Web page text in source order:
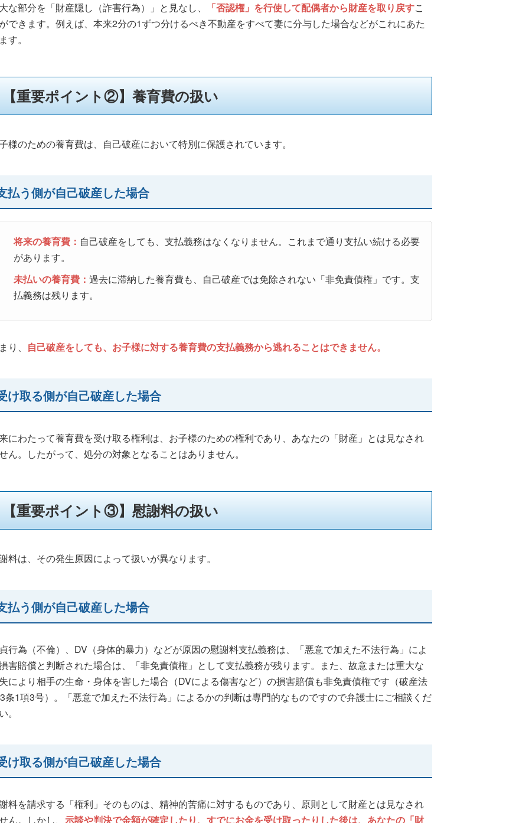
な部分を「財産隠し（詐害行為）」と見なし、
「否認権」を行使して配偶者から財産を取り戻すこ
できます。例えば、本来2分の1ずつ分けるべき不動産をすべて妻に分与した場合などがこれにあた
す。
【重要ポイント②】養育費の扱い
様のための養育費は、自己破産において特別に保護されています。
払う側が自己破産した場合
将来の養育費： 自己破産をしても、支払義務はなくなりません。これまで通り支払い続ける必要
があります。
未払いの養育費： 過去に滞納した養育費も、自己破産では免除されない「非免責債権」です。支
払義務は残ります。
り、 自己破産をしても、お子様に対する養育費の支払義務から逃れることはできません。
け取る側が自己破産した場合
にわたって養育費を受け取る権利は、お子様のための権利であり、あなたの「財産」とは見なされ
ん。したがって、処分の対象となることはありません。
【重要ポイント③】慰謝料の扱い
料は、その発生原因によって扱いが異なります。
払う側が自己破産した場合
行為（不倫）、DV（身体的暴力）などが原因の慰謝料支払義務は、「悪意で加えた不法行為」によ
害賠償と判断された場合は、「非免責債権」として支払義務が残ります。また、故意または重大な
により相手の生命・身体を害した場合（DVによる傷害など）の損害賠償も非免責債権です（破産法
条1項3号）。「悪意で加えた不法行為」によるかの判断は専門的なものですので弁護士にご相談くだ
。
け取る側が自己破産した場合
料を請求する「権利」そのものは、精神的苦痛に対するものであり、原則として財産とは見なされ
ん。しかし、 示談や判決で金額が確定したり、すでにお金を受け取ったりした後は、あなたの「財